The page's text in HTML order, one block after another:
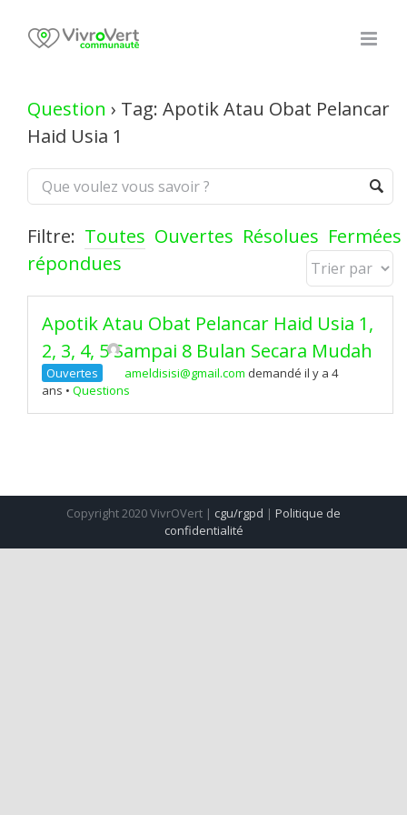
Question › Tag: Apotik Atau Obat Pelancar
Haid Usia 1
Filtre: Toutes Ouvertes Résolues Fermées
répondues
Apotik Atau Obat Pelancar Haid Usia 1,
2, 3, 4, 5 Sampai 8 Bulan Secara Mudah
Ouvertes ameldisisi@gmail.com demandé il y a 4
ans • Questions
Copyright 2020 VivrOVert | cgu/rgpd | Politique de
confidentialité